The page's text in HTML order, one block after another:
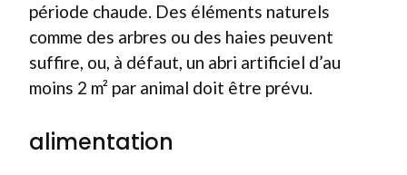
période chaude. Des éléments naturels
comme des arbres ou des haies peuvent
suffire, ou, à défaut, un abri artificiel d’au
moins 2 m² par animal doit être prévu.
alimentation